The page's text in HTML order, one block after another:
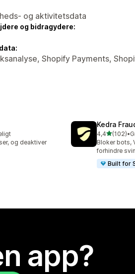
og aktivitetsdata
og bidragydere:
Shopify Payments,
og deaktiver
Kedra
4,4ud af 5
(102)
102 •
Bloker bots,
forhindre
Built for
app?